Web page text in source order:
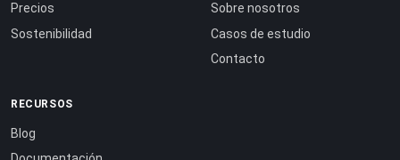
Precios
Sostenibilidad
Sobre nosotros
Casos de estudio
Contacto
RECURSOS
Blog